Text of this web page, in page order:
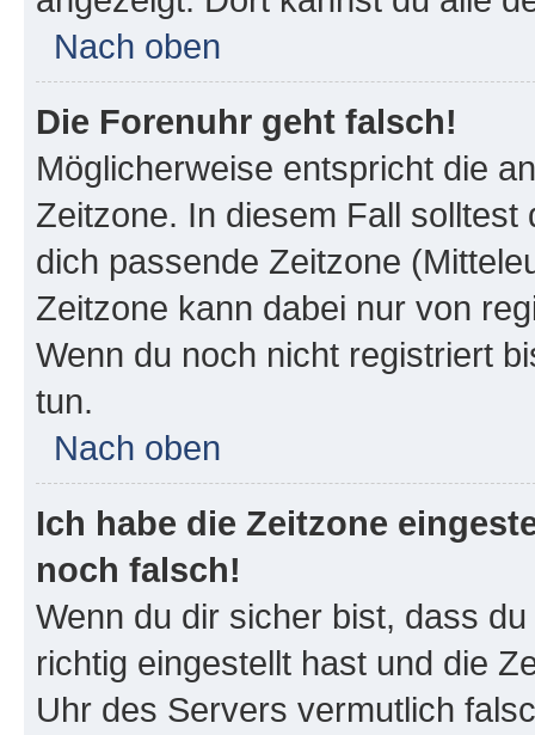
Nach oben
Die Forenuhr geht falsch!
Möglicherweise entspricht die
Zeitzone. In diesem Fall solltest
dich passende Zeitzone
Zeitzone kann dabei nur von
Wenn du noch nicht registriert
tun.
Nach oben
Ich habe die Zeitzone
noch falsch!
Wenn du dir sicher bist, dass
richtig eingestellt hast und die
Uhr des Servers vermutlich